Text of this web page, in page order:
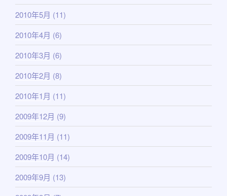
2010年5月 (11)
2010年4月 (6)
2010年3月 (6)
2010年2月 (8)
2010年1月 (11)
2009年12月 (9)
2009年11月 (11)
2009年10月 (14)
2009年9月 (13)